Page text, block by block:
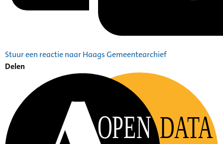
Stuur een reactie naar Haags Gemeentearchief
Delen
OPEN DATA